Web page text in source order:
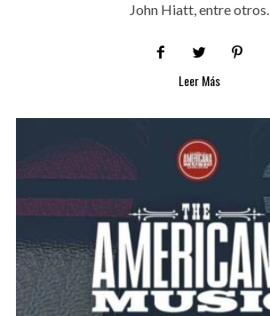
John Hiatt, entre otros.
Leer Más